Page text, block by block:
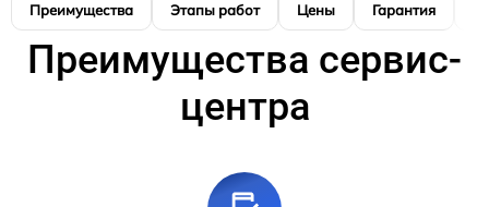
Преимущества Этапы работ Цены Гарантия
Преимущества сервис-
центра